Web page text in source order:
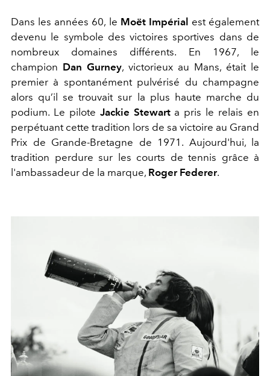
Dans les années 60, le Moët Impérial est également
devenu le symbole des victoires sportives dans de
nombreux domaines différents. En 1967, le
champion Dan Gurney, victorieux au Mans, était le
premier à spontanément pulvérisé du champagne
alors qu’il se trouvait sur la plus haute marche du
podium. Le pilote Jackie Stewarta pris le relais en
perpétuant cette tradition lors de sa victoire au Grand
Prix de Grande-Bretagne de 1971. Aujourd'hui, la
tradition perdure sur les courts de tennis grâce à
l'ambassadeur de la marque, Roger Federer.